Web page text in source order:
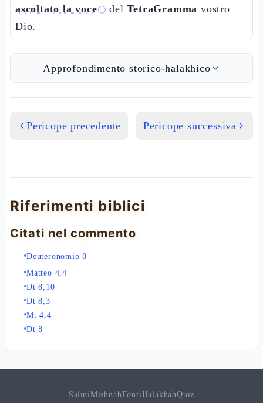
ascoltato la voceⓘ delTetraGramma vostro
Dio.
Approfondimento storico-halakhico
Pericope precedente Pericope successiva
Riferimenti biblici
Citati nel commento
Deuteronomio 8
Matteo 4,4
Dt 8,10
Dt 8,3
Mt 4,4
Dt 8
SalmiMishnahFontiHalakhahQuiz